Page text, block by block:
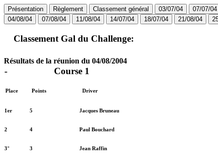
Présentation Règlement Classement général 03/07/04
07/07/04
04/08/04
07/08/04 11/08/04 14/07/04 18/07/04 21/08/04
Classement Gal du Challenge:
Résultats de la réunion du 04/08/2004
- Course 1
Place Points Driver
1er 5 Jacques Bruneau
2 4 Paul Bouchard
3° 3 Jean Raffin